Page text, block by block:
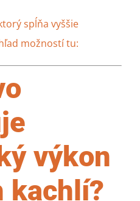
spĺňa vyššie
možností tu:
výkon
kachlí?